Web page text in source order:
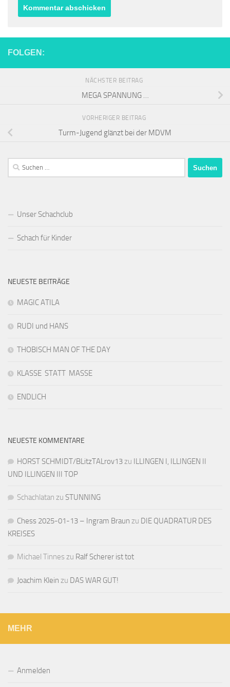
FOLGEN:
NÄCHSTER BEITRAG
MEGA SPANNUNG …
VORHERIGER BEITRAG
Turm-Jugend glänzt bei der MDVM
Suchen
nach:
Unser Schachclub
Schach für Kinder
NEUESTE BEITRÄGE
MAGIC ATILA
RUDI und HANS
THOBISCH MAN OF THE DAY
KLASSE STATT MASSE
ENDLICH
NEUESTE KOMMENTARE
HORST SCHMIDT/BLitzTALrov13zu ILLINGEN I, ILLINGEN II
UND ILLINGEN III TOP
Schachlatan zu STUNNING
Chess 2025-01-13 – Ingram Braun zu DIE QUADRATUR DES
KREISES
Michael Tinnes zu Ralf Scherer ist tot
Joachim Klein zu DAS WAR GUT!
MEHR
Anmelden